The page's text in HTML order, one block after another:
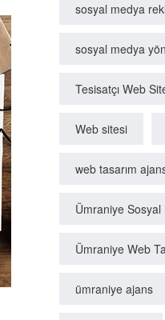
sosyal medya
sosyal medya
Tesisatçı Web
Web sitesi
web tasarım
Ümraniye Sosyal
Ümraniye Web
ümraniye ajans